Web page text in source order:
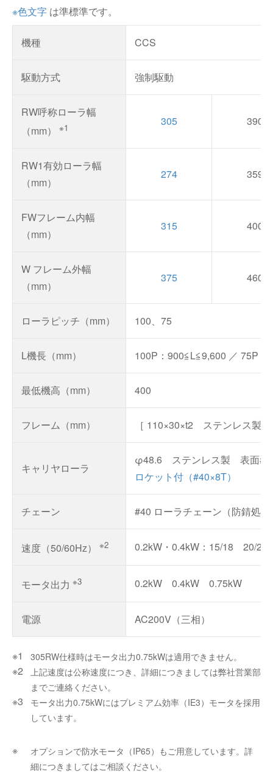
※色文字 は準標準です。
機種 CCS
駆動方式 強制駆動
RW呼称ローラ幅
（mm）
※1 305 390
RW1有効ローラ幅
（mm）
274 359
FWフレーム内幅
（mm）
315 400
W フレーム外幅
（mm）
375 460
ローラピッチ（mm） 100、75
L機長（mm） 100P：900≦L≦9,600 ／ 75P：
最低機高（mm） 400
フレーム（mm） ［ 110×30×t2 ステンレス製
キャリヤローラ
φ48.6 ステンレス製 表面
ロケット付（#40×8T）
チェーン #40 ローラチェーン（防錆処
速度（50/60Hz） ※2 0.2kW・0.4kW：15/18 20/24
モータ出力 ※3 0.2kW 0.4kW 0.75kW
電源 AC200V（三相）
305RW仕様時はモータ出力0.75kWは適用できません。
上記速度は公称速度につき、詳細につきましては弊社営業部
までご連絡ください。
モータ出力0.75kWにはプレミアム効率（IE3）モータを採用
しています。
オプションで防水モータ（IP65）もご用意しています。詳
細につきましてはご相談ください。